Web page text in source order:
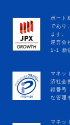
マネッ